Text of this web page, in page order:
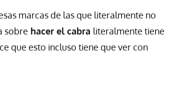
marcas de las que literalmente no
sobre hacer el cabra literalmente tiene
que esto incluso tiene que ver con